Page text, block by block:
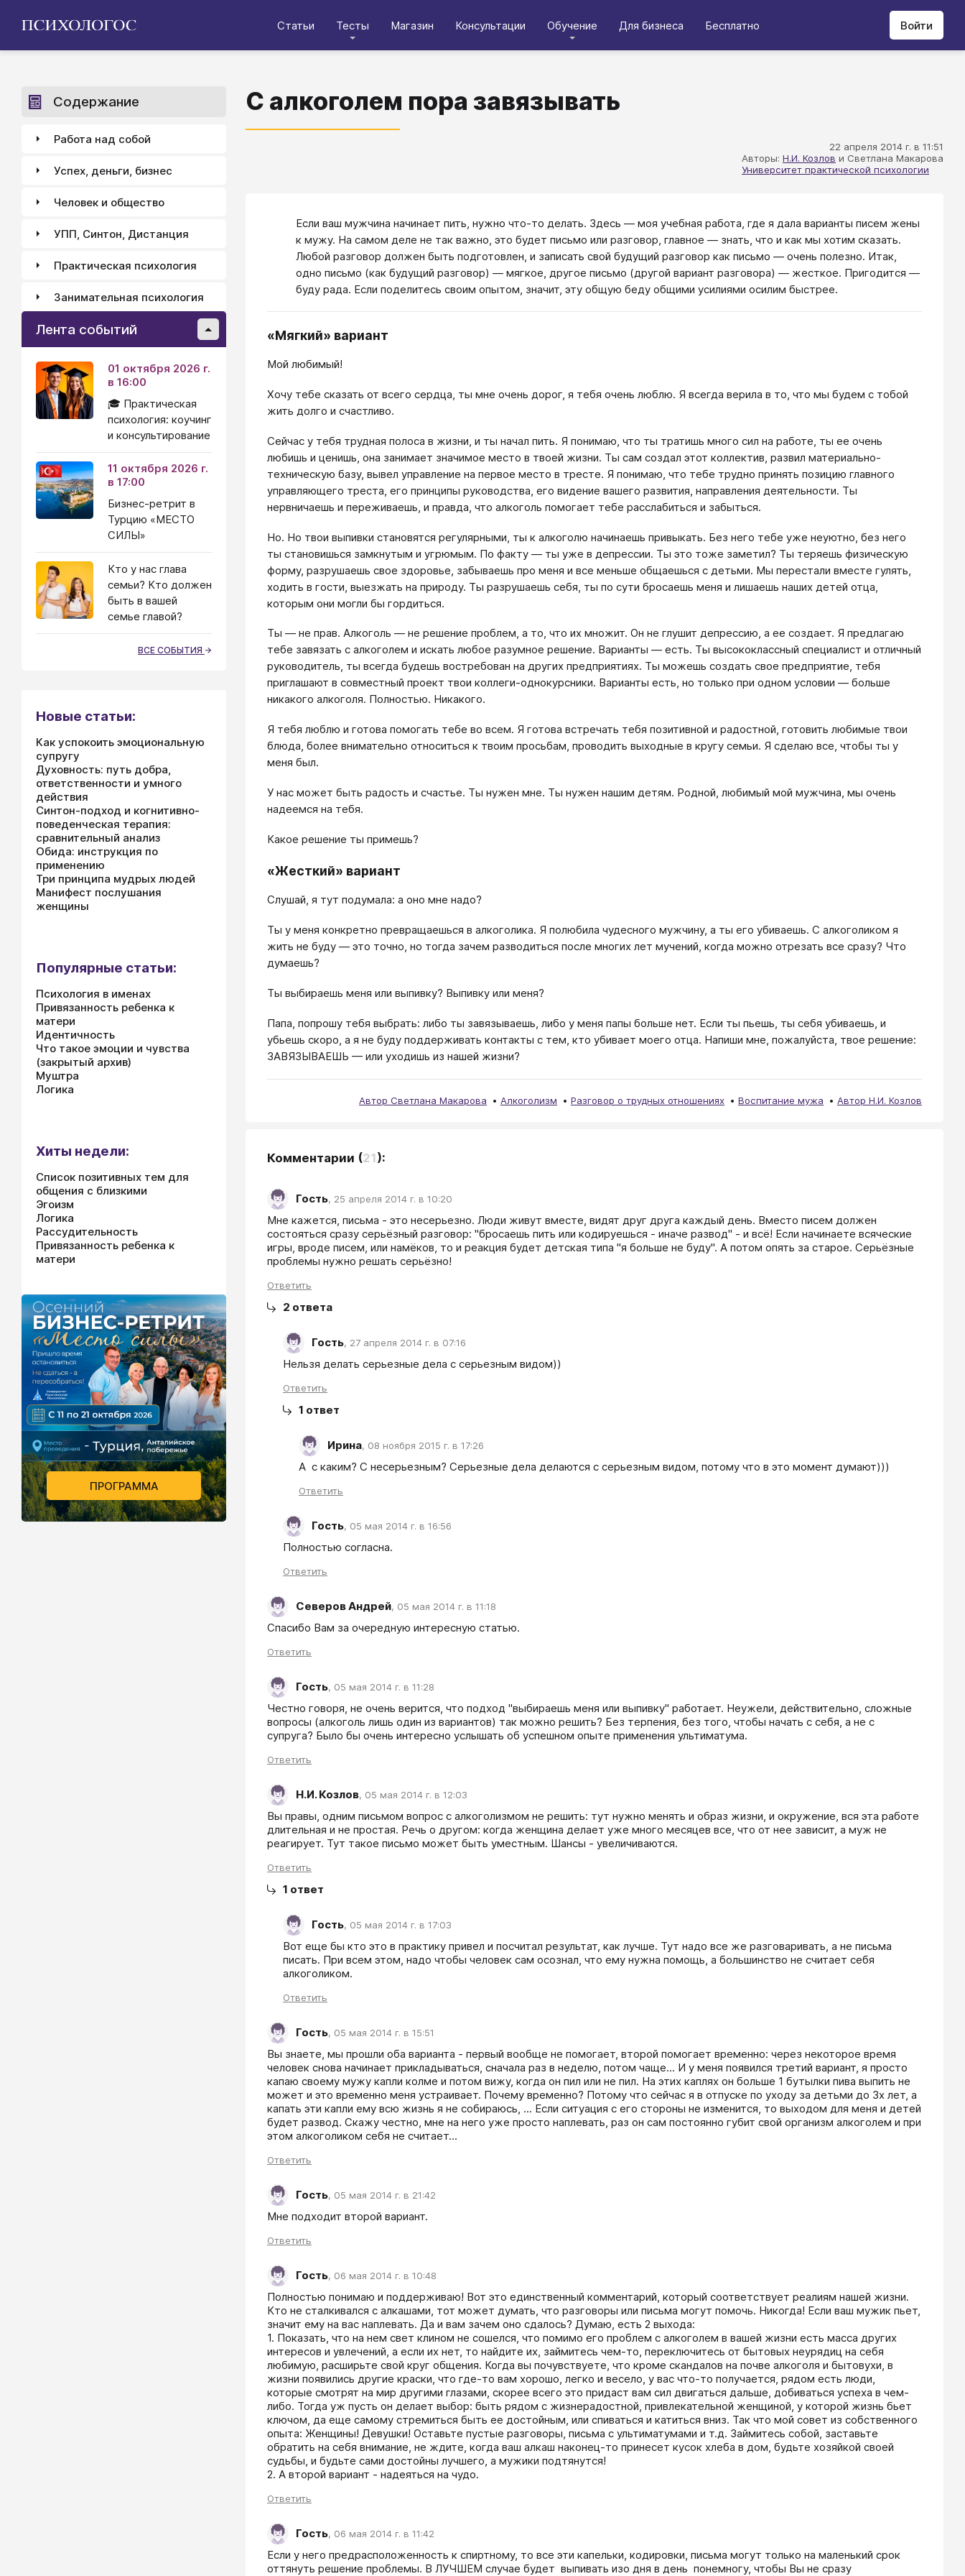
Статьи Тесты Магазин Консультации Обучение Для бизнеса Бесплатно Войти
С алкоголем пора завязывать
22 апреля 2014 г. в 11:51
Авторы: Н.И. Козлов и Светлана Макарова
Университет практической психологии
Если ваш мужчина начинает пить, нужно что-то делать. Здесь — моя учебная работа, где я дала варианты писем жены
к мужу. На самом деле не так важно, это будет письмо или разговор, главное — знать, что и как мы хотим сказать.
Любой разговор должен быть подготовлен, и записать свой будущий разговор как письмо — очень полезно. Итак,
одно письмо (как будущий разговор) — мягкое, другое письмо (другой вариант разговора) — жесткое. Пригодится —
буду рада. Если поделитесь своим опытом, значит, эту общую беду общими усилиями осилим быстрее.
«Мягкий» вариант
Мой любимый!
Хочу тебе сказать от всего сердца, ты мне очень дорог, я тебя очень люблю. Я всегда верила в то, что мы будем с тобой
жить долго и счастливо.
Сейчас у тебя трудная полоса в жизни, и ты начал пить. Я понимаю, что ты тратишь много сил на работе, ты ее очень
любишь и ценишь, она занимает значимое место в твоей жизни. Ты сам создал этот коллектив, развил материально-
техническую базу, вывел управление на первое место в тресте. Я понимаю, что тебе трудно принять позицию главного
управляющего треста, его принципы руководства, его видение вашего развития, направления деятельности. Ты
нервничаешь и переживаешь, и правда, что алкоголь помогает тебе расслабиться и забыться.
Но. Но твои выпивки становятся регулярными, ты к алкоголю начинаешь привыкать. Без него тебе уже неуютно, без него
ты становишься замкнутым и угрюмым. По факту — ты уже в депрессии. Ты это тоже заметил? Ты теряешь физическую
форму, разрушаешь свое здоровье, забываешь про меня и все меньше общаешься с детьми. Мы перестали вместе гулять,
ходить в гости, выезжать на природу. Ты разрушаешь себя, ты по сути бросаешь меня и лишаешь наших детей отца,
которым они могли бы гордиться.
Ты — не прав. Алкоголь — не решение проблем, а то, что их множит. Он не глушит депрессию, а ее создает. Я предлагаю
тебе завязать с алкоголем и искать любое разумное решение. Варианты — есть. Ты высококлассный специалист и отличный
руководитель, ты всегда будешь востребован на других предприятиях. Ты можешь создать свое предприятие, тебя
приглашают в совместный проект твои коллеги-однокурсники. Варианты есть, но только при одном условии — больше
никакого алкоголя. Полностью. Никакого.
Я тебя люблю и готова помогать тебе во всем. Я готова встречать тебя позитивной и радостной, готовить любимые твои
блюда, более внимательно относиться к твоим просьбам, проводить выходные в кругу семьи. Я сделаю все, чтобы ты у
меня был.
У нас может быть радость и счастье. Ты нужен мне. Ты нужен нашим детям. Родной, любимый мой мужчина, мы очень
надеемся на тебя.
Какое решение ты примешь?
«Жесткий» вариант
Слушай, я тут подумала: а оно мне надо?
Ты у меня конкретно превращаешься в алкоголика. Я полюбила чудесного мужчину, а ты его убиваешь. С алкоголиком я
жить не буду — это точно, но тогда зачем разводиться после многих лет мучений, когда можно отрезать все сразу? Что
думаешь?
Ты выбираешь меня или выпивку? Выпивку или меня?
Папа, попрошу тебя выбрать: либо ты завязываешь, либо у меня папы больше нет. Если ты пьешь, ты себя убиваешь, и
убьешь скоро, а я не буду поддерживать контакты с тем, кто убивает моего отца. Напиши мне, пожалуйста, твое решение:
ЗАВЯЗЫВАЕШЬ — или уходишь из нашей жизни?
Автор Светлана Макарова Алкоголизм Разговор о трудных отношениях Воспитание мужа Автор Н.И. Козлов
Комментарии (21):
Гость, 25 апреля 2014 г. в 10:20
Мне кажется, письма - это несерьезно. Люди живут вместе, видят друг друга каждый день. Вместо писем должен
состояться сразу серьёзный разговор: "бросаешь пить или кодируешься - иначе развод" - и всё! Если начинаете всяческие
игры, вроде писем, или намёков, то и реакция будет детская типа "я больше не буду". А потом опять за старое. Серьёзные
проблемы нужно решать серьёзно!
Ответить
2 ответа
Гость, 27 апреля 2014 г. в 07:16
Ответить
1 ответ
Ирина, 08 ноября 2015 г. в 17:26
А  с каким? С несерьезным? Серьезные дела делаются с серьезным видом, потому что в это момент думают)))
Ответить
Гость, 05 мая 2014 г. в 16:56
Ответить
Северов Андрей, 05 мая 2014 г. в 11:18
Спасибо Вам за очередную интересную статью.
Ответить
Гость, 05 мая 2014 г. в 11:28
Честно говоря, не очень верится, что подход "выбираешь меня или выпивку" работает. Неужели, действительно, сложные
вопросы (алкоголь лишь один из вариантов) так можно решить? Без терпения, без того, чтобы начать с себя, а не с
Ответить
Н.И. Козлов, 05 мая 2014 г. в 12:03
Вы правы, одним письмом вопрос с алкоголизмом не решить: тут нужно менять и образ жизни, и окружение, вся эта работе
длительная и не простая. Речь о другом: когда женщина делает уже много месяцев все, что от нее зависит, а муж не
реагирует. Тут такое письмо может быть уместным. Шансы - увеличиваются.
Ответить
1 ответ
Гость, 05 мая 2014 г. в 17:03
Вот еще бы кто это в практику привел и посчитал результат, как лучше. Тут надо все же разговаривать, а не письма
писать. При всем этом, надо чтобы человек сам осознал, что ему нужна помощь, а большинство не считает себя
алкоголиком.
Ответить
Гость, 05 мая 2014 г. в 15:51
Вы знаете, мы прошли оба варианта - первый вообще не помогает, второй помогает временно: через некоторое время
человек снова начинает прикладываться, сначала раз в неделю, потом чаще... И у меня появился третий вариант, я просто
капаю своему мужу капли колме и потом вижу, когда он пил или не пил. На этих каплях он больше 1 бутылки пива выпить не
может и это временно меня устраивает. Почему временно? Потому что сейчас я в отпуске по уходу за детьми до 3х лет, а
капать эти капли ему всю жизнь я не собираюсь, ... Если ситуация с его стороны не изменится, то выходом для меня и детей
будет развод. Скажу честно, мне на него уже просто наплевать, раз он сам постоянно губит свой организм алкоголем и при
этом алкоголиком себя не считает...
Ответить
Гость, 05 мая 2014 г. в 21:42
Мне подходит второй вариант.
Ответить
Гость, 06 мая 2014 г. в 10:48
Полностью понимаю и поддерживаю! Вот это единственный комментарий, который соответствует реалиям нашей жизни.
Кто не сталкивался с алкашами, тот может думать, что разговоры или письма могут помочь. Никогда! Если ваш мужик пьет,
значит ему на вас наплевать. Да и вам зачем оно сдалось? Думаю, есть 2 выхода:
1. Показать, что на нем свет клином не сошелся, что помимо его проблем с алкоголем в вашей жизни есть масса других
интересов и увлечений, а если их нет, то найдите их, займитесь чем-то, переключитесь от бытовых неурядиц на себя
любимую, расширьте свой круг общения. Когда вы почувствуете, что кроме скандалов на почве алкоголя и бытовухи, в
жизни появились другие краски, что где-то вам хорошо, легко и весело, у вас что-то получается, рядом есть люди,
которые смотрят на мир другими глазами, скорее всего это придаст вам сил двигаться дальше, добиваться успеха в чем-
либо. Тогда уж пусть он делает выбор: быть рядом с жизнерадостной, привлекательной женщиной, у которой жизнь бьет
ключом, да еще самому стремиться быть ее достойным, или спиваться и катиться вниз. Так что мой совет из собственного
опыта: Женщины! Девушки! Оставьте пустые разговоры, письма с ультиматумами и т.д. Займитесь собой, заставьте
обратить на себя внимание, не ждите, когда ваш алкаш наконец-то принесет кусок хлеба в дом, будьте хозяйкой своей
судьбы, и будьте сами достойны лучшего, а мужики подтянутся!
2. А второй вариант - надеяться на чудо.
Ответить
Гость, 06 мая 2014 г. в 11:42
Если у него предрасположенность к спиртному, то все эти капельки, кодировки, письма могут только на маленький срок
оттянуть решение проблемы. В ЛУЧШЕМ случае будет  выпивать изо дня в день  понемногу, чтобы Вы не сразу
Содержание
Работа над собой
Успех, деньги, бизнес
Человек и общество
УПП, Синтон, Дистанция
Практическая психология
Занимательная психология
Лента событий
01 октября 2026 г.
в 16:00
🎓 Практическая
психология: коучинг
и консультирование
11 октября 2026 г.
в 17:00
Бизнес-ретрит в
Турцию «МЕСТО
СИЛЫ»
Кто у нас глава
семьи? Кто должен
быть в вашей
семье главой?
ВСЕ СОБЫТИЯ
Новые статьи:
Как успокоить эмоциональную
супругу
Духовность: путь добра,
ответственности и умного
действия
Синтон-подход и когнитивно-
поведенческая терапия:
сравнительный анализ
Обида: инструкция по
применению
Три принципа мудрых людей
Манифест послушания
женщины
Популярные статьи:
Психология в именах
Привязанность ребенка к
матери
Идентичность
Что такое эмоции и чувства
(закрытый архив)
Муштра
Логика
Хиты недели:
Список позитивных тем для
общения с близкими
Эгоизм
Логика
Рассудительность
Привязанность ребенка к
матери
ПРОГРАММА